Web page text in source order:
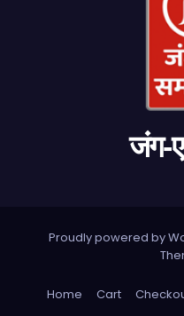
जंग-
Proudly powered by
Home Cart